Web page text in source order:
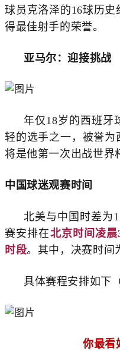
球员克洛泽的16球历
得最佳射手的荣誉。
亚马尔：迎接挑战
年仅18岁的西班牙
轻的选手之一，被誉为
将是他第一次出战世界
中国球迷观赛时间
北美与中国时差为
赛安排在北京时间凌
时段。其中，决赛时间
具体赛程安排如下
你最看